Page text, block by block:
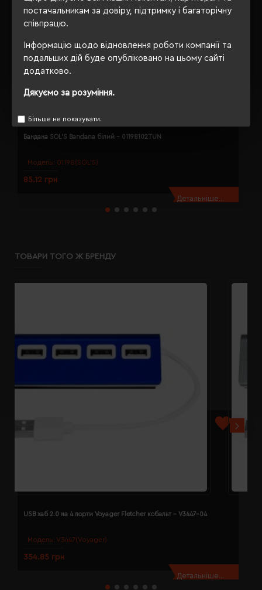
постачальникам за довіру, підтримку і багаторічну
співпрацю.
Інформацію щодо відновлення роботи компанії та
подальших дій буде опубліковано на цьому сайті
додатково.
Дякуємо за розуміння.
Більше не показувати.
Модель: 01198(SOL’S)
Бандана SOL'S Bandana білий - 01198102TUN
85.12 грн
Детальніше...
ТОВАРИ ТОГО Ж БРЕНДУ
Модель: V3447(Voyager)
USB хаб 2.0 на 4 порти Voyager Fletcher кобальт - V3447-04
354.85 грн
Детальніше...